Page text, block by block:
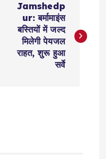
Jamshedp
ur: बर्मामाइंस
बस्तियों में जल्द
मिलेगी पेयजल
राहत, शुरू हुआ
सर्वे